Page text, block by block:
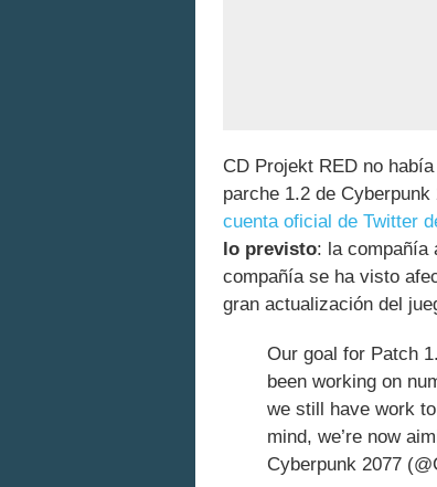
CD Projekt RED no
parche 1.2 de
cuenta oficial de Twitter
lo previsto: la compañía
compañía se ha visto
gran actualización del
Our goal for Patch
been working on
we still have work
mind, we’re now
Cyberpunk 2077